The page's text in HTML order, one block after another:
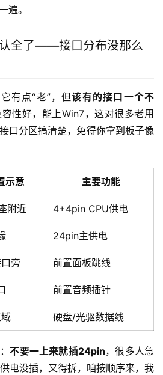
遍。
全了——接口分布没那么
有点“老”，但该有的接口一个不
性好，能上Win7，这对很多老用
口分区搞清楚，免得你拿到板子像
示意 主要功能
附近 4+4pin CPU供电
24pin主供电
旁 前置面板跳线
前置音频插针
硬盘/光驱数据线
不要一上来就插24pin，很多人急
电没插，又得拆，咱按顺序来，我